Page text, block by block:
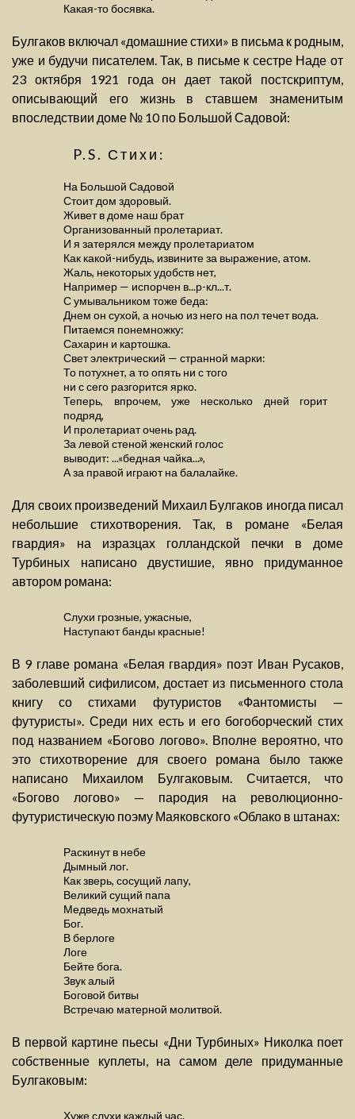
Какая-то босявка.
Булгаков включал «домашние стихи» в письма к родным,
уже и будучи писателем. Так, в письме к сестре Наде от
23 октября 1921 года он дает такой постскриптум,
описывающий его жизнь в ставшем знаменитым
впоследствии доме № 10 по Большой Садовой:
P.S. Стихи:
На Большой Садовой
Стоит дом здоровый.
Живет в доме наш брат
Организованный пролетариат.
И я затерялся между пролетариатом
Как какой-нибудь, извините за выражение, атом.
Жаль, некоторых удобств нет,
Например — испорчен в...р-кл...т.
С умывальником тоже беда:
Днем он сухой, а ночью из него на пол течет вода.
Питаемся понемножку:
Сахарин и картошка.
Свет электрический — странной марки:
То потухнет, а то опять ни с того
ни с сего разгорится ярко.
Теперь, впрочем, уже несколько дней горит
подряд,
И пролетариат очень рад.
За левой стеной женский голос
выводит: ...«бедная чайка...»,
А за правой играют на балалайке.
Для своих произведений Михаил Булгаков иногда писал
небольшие стихотворения. Так, в романе «Белая
гвардия» на изразцах голландской печки в доме
Турбиных написано двустишие, явно придуманное
автором романа:
Слухи грозные, ужасные,
Наступают банды красные!
В 9 главе романа «Белая гвардия» поэт Иван Русаков,
заболевший сифилисом, достает из письменного стола
книгу со стихами футуристов «Фантомисты —
футуристы». Среди них есть и его богоборческий стих
под названием «Богово логово». Вполне вероятно, что
это стихотворение для своего романа было также
написано Михаилом Булгаковым. Считается, что
«Богово логово» — пародия на революционно-
футуристическую поэму Маяковского «Облако в штанах:
Раскинут в небе
Дымный лог.
Как зверь, сосущий лапу,
Великий сущий папа
Медведь мохнатый
Бог.
В берлоге
Логе
Бейте бога.
Звук алый
Боговой битвы
Встречаю матерной молитвой.
В первой картине пьесы «Дни Турбиных» Николка поет
собственные куплеты, на самом деле придуманные
Булгаковым:
Хуже слухи каждый час.